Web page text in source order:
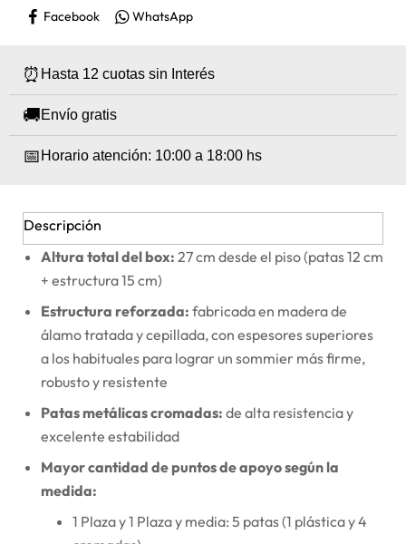
Facebook WhatsApp
⏰ Hasta 12 cuotas sin Interés
🚚Envío gratis
📅 Horario atención: 10:00 a 18:00 hs
Descripción
Altura total del box: 27 cm desde el piso (patas 12 cm
+ estructura 15 cm)
Estructura reforzada: fabricada en madera de
álamo tratada y cepillada, con espesores superiores
a los habituales para lograr un sommier más firme,
robusto y resistente
Patas metálicas cromadas: de alta resistencia y
excelente estabilidad
Mayor cantidad de puntos de apoyo según la
medida:
1 Plaza y 1 Plaza y media: 5 patas (1 plástica y 4